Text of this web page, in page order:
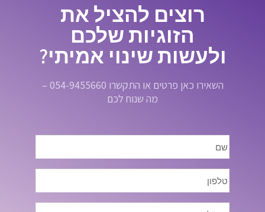
רוצים להציל את
הזוגיות שלכם
ולעשות שינוי אמיתי?
השאירו כאן פרטים או התקשרו 054-9455660 –
מה שנוח לכם